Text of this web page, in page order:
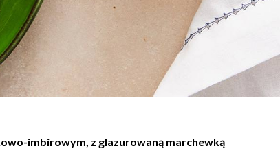
imbirowym, z glazurowaną marchewką